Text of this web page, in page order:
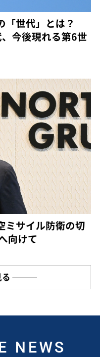
「世代」とは？
今後現れる第6世
ミサイル防衛の切
向けて
NEWS